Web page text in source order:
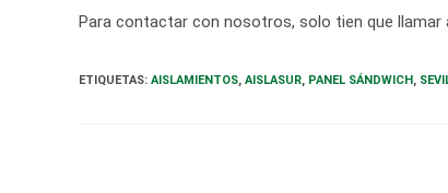
Para contactar con nosotros, solo tien que
ETIQUETAS: AISLAMIENTOS, AISLASUR, PANEL SÁNDWICH,